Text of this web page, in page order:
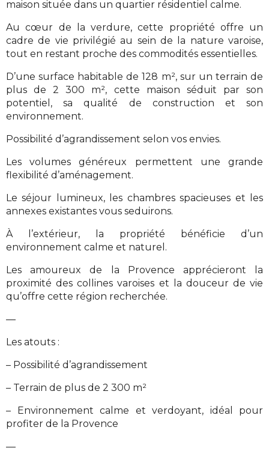
maison située dans un quartier résidentiel calme.
Au cœur de la verdure, cette propriété offre un
cadre de vie privilégié au sein de la nature varoise,
tout en restant proche des commodités essentielles.
D’une surface habitable de 128 m², sur un terrain de
plus de 2 300 m², cette maison séduit par son
potentiel, sa qualité de construction et son
environnement.
Possibilité d’agrandissement selon vos envies.
Les volumes généreux permettent une grande
flexibilité d’aménagement.
Le séjour lumineux, les chambres spacieuses et les
annexes existantes vous seduirons.
À l’extérieur, la propriété bénéficie d’un
environnement calme et naturel.
Les amoureux de la Provence apprécieront la
proximité des collines varoises et la douceur de vie
qu’offre cette région recherchée.
—
Les atouts :
– Possibilité d’agrandissement
– Terrain de plus de 2 300 m²
– Environnement calme et verdoyant, idéal pour
profiter de la Provence
—